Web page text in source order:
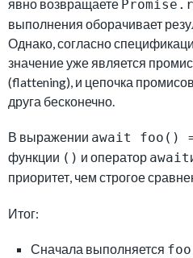
явно возвращаете
выполнения оборачивает
Однако, согласно
значение уже является
(flattening), и цепочка
друга бесконечно.
В выражении await foo()
функции () и оператор await
приоритет, чем строгое
Итог:
Сначала выполняется